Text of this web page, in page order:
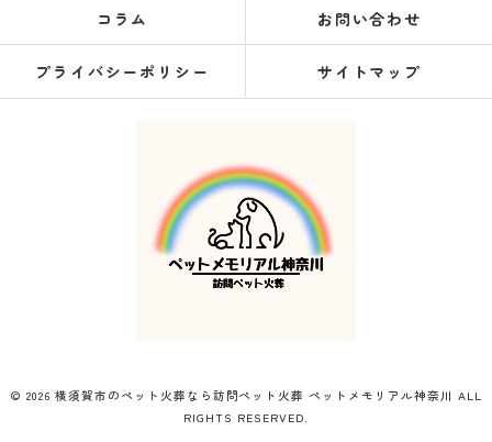
コラム お問い合わせ
プライバシーポリシー サイトマップ
© 2026 横須賀市のペット火葬なら訪問ペット火葬 ペットメモリアル神奈川 ALL
RIGHTS RESERVED.